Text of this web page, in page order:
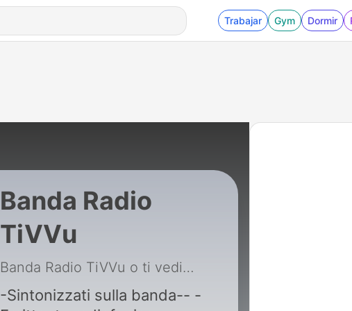
Trabajar Gym Dormir
Banda Radio
TiVVu
Banda Radio TiVVu o ti vedi o ti ascolti
-Sintonizzati sulla banda-- -